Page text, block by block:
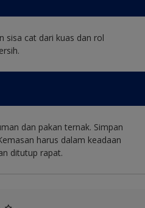
sisa cat dari kuas dan rol
dan pakan ternak. Simpan
harus dalam keadaan
ditutup rapat.